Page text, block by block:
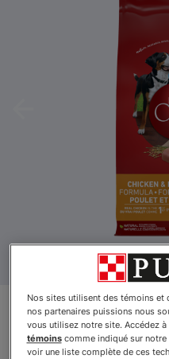
Purinaᴹᴰ
et Riz
Nos sites utilisent des témoins et
nos partenaires puissions nous
vous utilisez notre site. Accédez à
témoinscomme indiqué sur notre
voir une liste complète de ces